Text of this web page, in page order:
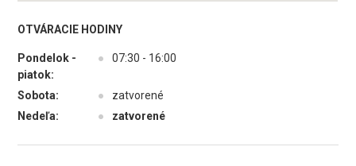
OTVÁRACIE HODINY
Pondelok -
piatok:
● 07:30 - 16:00
Sobota: ●
zatvorené
Nedeľa:
● zatvorené